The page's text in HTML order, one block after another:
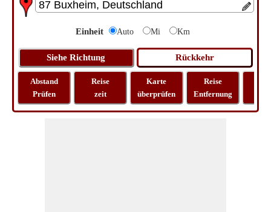
Einheit Auto Mi Km
Abstand
Prüfen
Reise
zeit
Karte
überprüfen
Reise
Entfernung